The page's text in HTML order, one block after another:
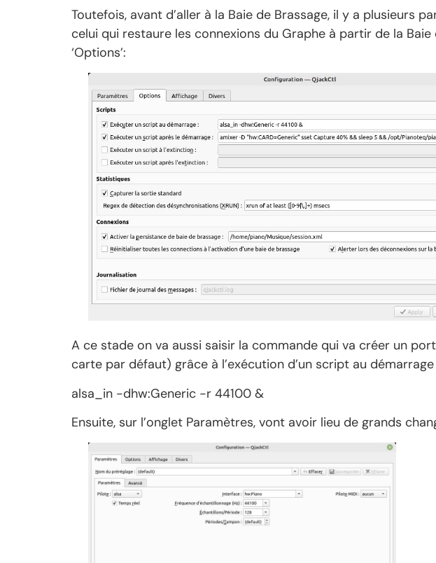
Toutefois, avant d’aller à la Baie de Brassage, il y a plusieurs
celui qui restaure les connexions du Graphe à partir de la
‘Options’:
A ce stade on va aussi saisir la commande qui va créer un
carte par défaut) grâce à l’exécution d’un script au démarrage
alsa_in -dhw:Generic -r 44100 &
Ensuite, sur l’onglet Paramètres, vont avoir lieu de grands